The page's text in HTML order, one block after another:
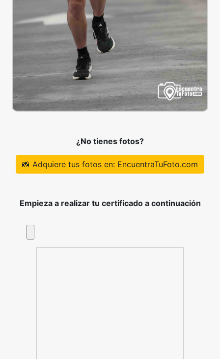
¿No tienes fotos?
📸 Adquiere tus fotos en: EncuentraTuFoto.com
Empieza a realizar tu certificado a continuación